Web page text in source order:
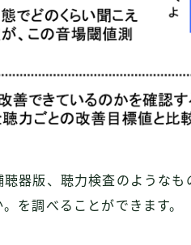
器版、聴力検査のような
を調べることができます。